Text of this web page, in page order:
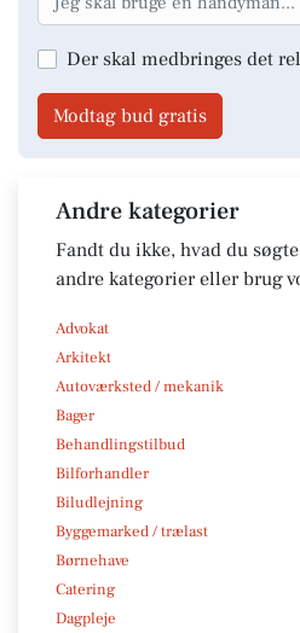
Der skal medbringes det
Modtag bud gratis
Andre kategorier
Fandt du ikke, hvad du
andre kategorier eller brug
Advokat
Arkitekt
Autoværksted / mekanik
Bager
Behandlingstilbud
Bilforhandler
Biludlejning
Byggemarked / trælast
Børnehave
Catering
Dagpleje